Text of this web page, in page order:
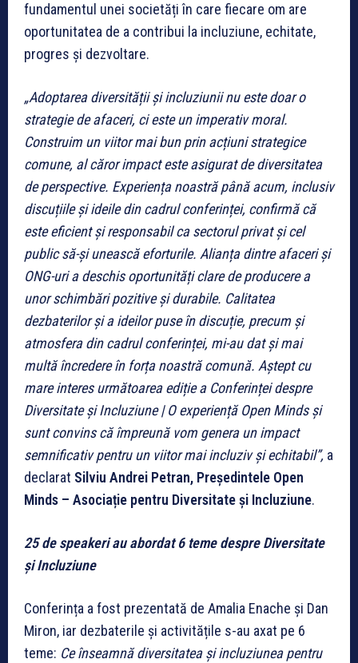
fundamentul unei societăți în care fiecare om are
oportunitatea de a contribui la incluziune, echitate,
progres și dezvoltare.
„Adoptarea diversității și incluziunii nu este doar o
strategie de afaceri, ci este un imperativ moral.
Construim un viitor mai bun prin acțiuni strategice
comune, al căror impact este asigurat de diversitatea
de perspective. Experiența noastră până acum, inclusiv
discuțiile și ideile din cadrul conferinței, confirmă că
este eficient și responsabil ca sectorul privat și cel
public să-și unească eforturile. Alianța dintre afaceri și
ONG-uri a deschis oportunități clare de producere a
unor schimbări pozitive și durabile. Calitatea
dezbaterilor și a ideilor puse în discuție, precum și
atmosfera din cadrul conferinței, mi-au dat și mai
multă încredere în forța noastră comună. Aștept cu
mare interes următoarea ediție a Conferinței despre
Diversitate și Incluziune | O experiență Open Minds și
sunt convins că împreună vom genera un impact
semnificativ pentru un viitor mai incluziv și echitabil”, a
declarat Silviu Andrei Petran, Președintele Open
Minds – Asociație pentru Diversitate și Incluziune.
25 de speakeri au abordat 6 teme despre Diversitate
și Incluziune
Conferința a fost prezentată de Amalia Enache și Dan
Miron, iar dezbaterile și activitățile s-au axat pe 6
teme: Ce înseamnă diversitatea și incluziunea pentru